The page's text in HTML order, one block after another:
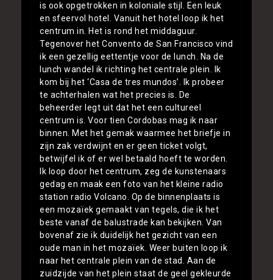
is ook opgetrokken in koloniale stijl. Een leuk
en sfeervol hotel. Vanuit het hotel loop ik het
centrum in. Het is rond het middaguur.
Tegenover het Convento de San Francisco vind
ik een gezellig eettentje voor de lunch. Na de
lunch wandel ik richting het centrale plein. Ik
kom bij het ‘Casa de tres mundos’. Ik probeer
te achterhalen wat het precies is. De
beheerder legt uit dat het een cultureel
centrum is. Voor tien Cordobas mag ik naar
binnen. Met het gemak waarmee het briefje in
zijn zak verdwijnt en er geen ticket volgt,
betwijfel ik of er wel betaald hoeft te worden.
Ik loop door het centrum, zeg de kunstenaars
gedag en maak een foto van het kleine radio
station radio Volcano. Op de binnenplaats is
een mozaïek gemaakt van tegels, die ik het
beste vanaf de balustrade kan bekijken. Van
bovenaf zie ik duidelijk het gezicht van een
oude man in het mozaïek. Weer buiten loop ik
naar het centrale plein van de stad. Aan de
zuidzijde van het plein staat de geel gekleurde